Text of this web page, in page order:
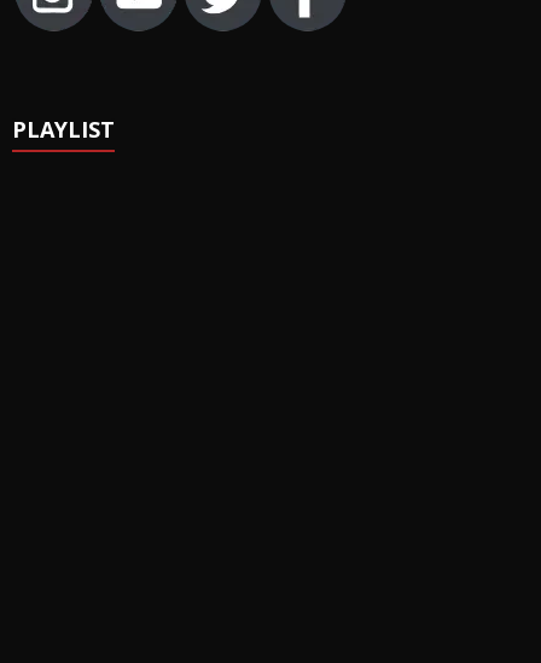
PLAYLIST